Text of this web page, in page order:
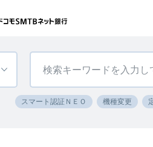
スマート認証ＮＥＯ 機種変更